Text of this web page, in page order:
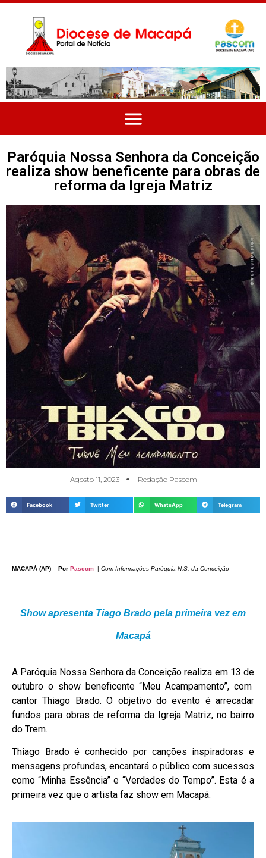
Paróquia Nossa Senhora da Conceição
realiza show beneficente para obras de
reforma da Igreja Matriz
Agosto 11, 2023 Redação Pascom
Facebook Twitter WhatsApp Telegram
MACAPÁ (AP) – Por Pascom | Com Informações Paróquia N.S. da Conceição
Show apresenta Tiago Brado pela primeira vez em
Macapá
A Paróquia Nossa Senhora da Conceição realiza em 13 de
outubro o show beneficente“Meu Acampamento”, com
cantor Thiago Brado. O objetivo do evento é arrecadar
fundos para obras de reforma da Igreja Matriz, no bairro
do Trem.
Thiago Brado é conhecido por canções inspiradoras e
mensagens profundas, encantará o público com sucessos
como “Minha Essência” e “Verdades do Tempo”. Esta é a
primeira vez que o artista faz show em Macapá.